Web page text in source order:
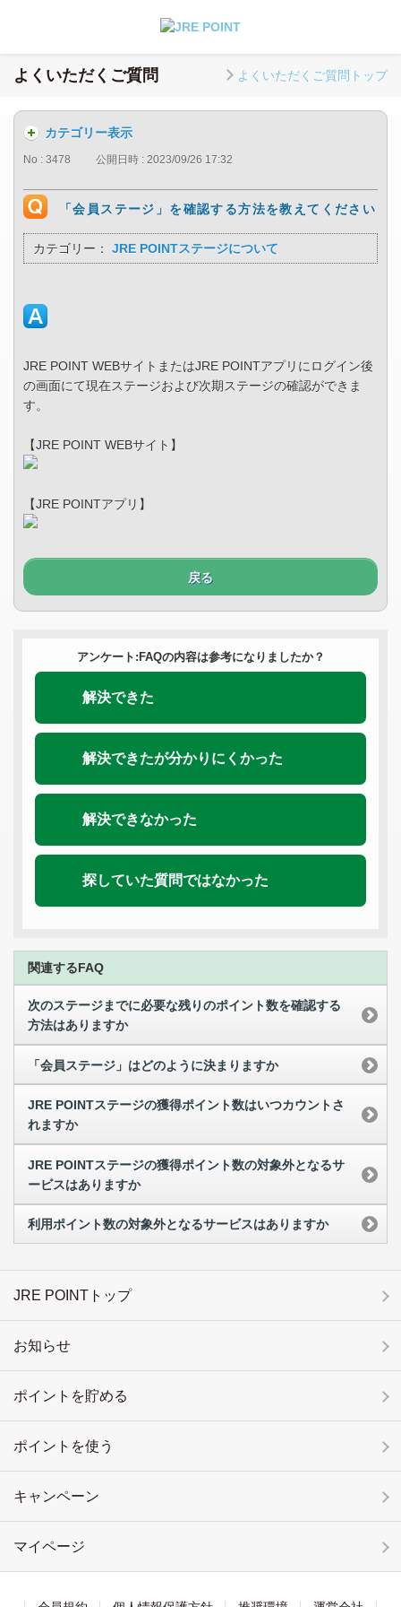
よくいただくご質問 よくいただくご質問トップ
カテゴリー表示
No : 3478 公開日時 : 2023/09/26 17:32
「会員ステージ」を確認する方法を教えてください
カテゴリー： JRE POINTステージについて
JRE POINT WEBサイトまたはJRE POINTアプリにログイン後
の画面にて現在ステージおよび次期ステージの確認ができま
す。
【JRE POINT WEBサイト】
【JRE POINTアプリ】
戻る
アンケート:FAQの内容は参考になりましたか？
解決できた
解決できたが分かりにくかった
解決できなかった
探していた質問ではなかった
関連するFAQ
次のステージまでに必要な残りのポイント数を確認する
方法はありますか
「会員ステージ」はどのように決まりますか
JRE POINTステージの獲得ポイント数はいつカウントさ
れますか
JRE POINTステージの獲得ポイント数の対象外となるサ
ービスはありますか
利用ポイント数の対象外となるサービスはありますか
JRE POINTトップ
お知らせ
ポイントを貯める
ポイントを使う
キャンペーン
マイページ